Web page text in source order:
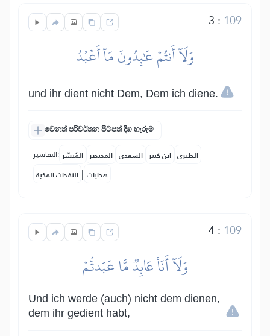
3 : 109
وَلَآ أَنتُمۡ عَٰبِدُونَ مَآ أَعۡبُدُ
und ihr dient nicht Dem, Dem ich diene.
වෙනත් පරිවර්තන පිටපත් දිග හැරුම
التفاسير: المُيسَّر المختصر السعدي ابن كثير الطبري
النفحات المكية | هدايات
4: 109
وَلَآ أَنَا۠ عَابِدٞ مَّا عَبَدتُّمۡ
Und ich werde (auch) nicht dem dienen,
dem ihr gedient habt,